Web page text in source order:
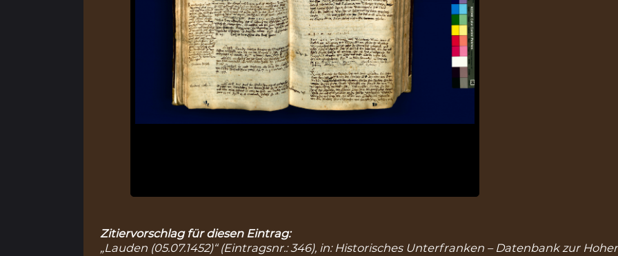
Zitiervorschlag für diesen Eintrag:
„Lauden (05.07.1452)“ (Eintragsnr.: 346), in: Historisches Unterfranken – Datenbank zur